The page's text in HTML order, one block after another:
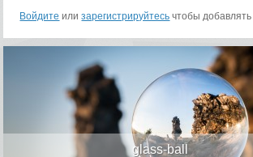
Войдите илизарегистрируйтесь чтобы
glass-ball